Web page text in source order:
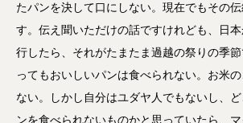
たパンを決して口にしない。現在でもその
す。伝え聞いただけの話ですけれども、日
行したら、それがたまたま過越の祭りの季
ってもおいしいパンは食べられない。お米
ない。しかし自分はユダヤ人でもないし、
ンを食べられないものかと思っていたら、